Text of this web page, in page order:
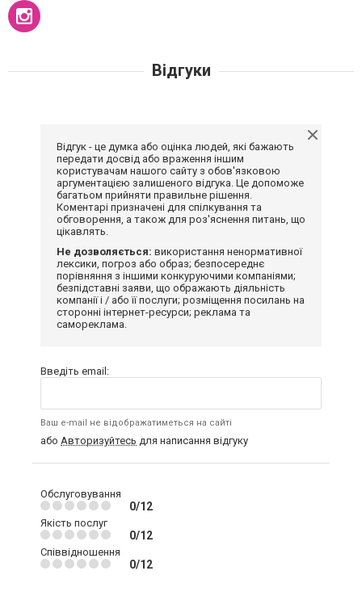
Відгуки
Відгук - це думка або оцінка людей, які бажають
передати досвід або враження іншим
користувачам нашого сайту з обов'язковою
аргументацією залишеного відгука. Це допоможе
багатьом прийняти правильне рішення.
Коментарі призначені для спілкування та
обговорення, а також для роз'яснення питань, що
цікавлять.
Не дозволяється: використання ненормативної
лексики, погроз або образ; безпосереднє
порівняння з іншими конкуруючими компаніями;
безпідставні заяви, що ображають діяльність
компанії і / або її послуги; розміщення посилань на
сторонні інтернет-ресурси; реклама та
самореклама.
Введіть email:
Ваш e-mail не відображатиметься на сайті
або Авторизуйтесь для написання відгуку
Обслуговування
0/12
Якість послуг
0/12
Співвідношення
0/12